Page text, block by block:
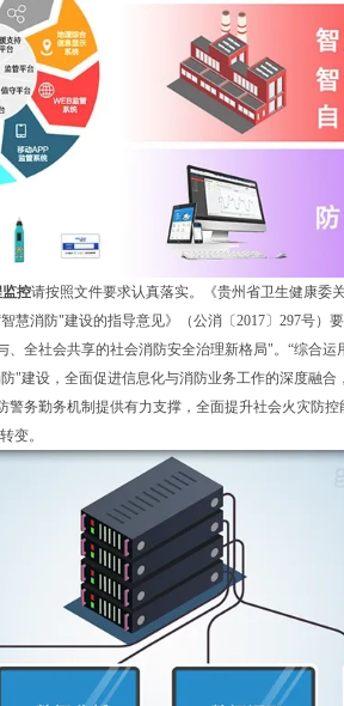
控请按照文件要求认真落实。《贵州省卫生健康委
慧消防"建设的指导意见》（公消〔2017〕297号）
、全社会共享的社会消防安全治理新格局"。“综合
"建设，全面促进信息化与消防业务工作的深度融
警务勤务机制提供有力支撑，全面提升社会火灾防
变。